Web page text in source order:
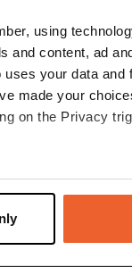
using
and content, ad
your data and
made your
on the Privacy
to within
in the
retour de la
et 1